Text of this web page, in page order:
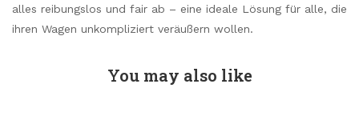
alles reibungslos und fair ab – eine ideale Lösung für alle, die
ihren Wagen unkompliziert veräußern wollen.
You may also like